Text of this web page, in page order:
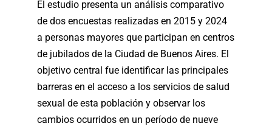
El estudio presenta un análisis comparativo
de dos encuestas realizadas en 2015 y 2024
a personas mayores que participan en centros
de jubilados de la Ciudad de Buenos Aires. El
objetivo central fue identificar las principales
barreras en el acceso a los servicios de salud
sexual de esta población y observar los
cambios ocurridos en un período de nueve